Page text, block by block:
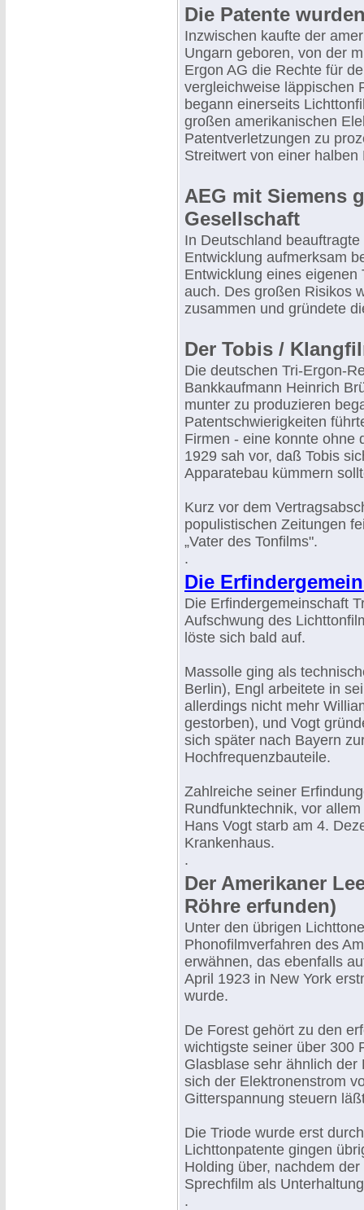
Die Patente
Inzwischen kaufte der
Ungarn geboren, von der
Ergon AG die Rechte für
vergleichweise läppischen
begann einerseits
großen amerikanischen
Patentverletzungen zu
Streitwert von einer halben
AEG mit Siemens
Gesellschaft
In Deutschland
Entwicklung aufmerksam
Entwicklung eines
auch. Des großen Risikos
zusammen und gründete
Der Tobis /
Die deutschen Tri-Ergon-
Bankkaufmann Heinrich
munter zu produzieren
Patentschwierigkeiten
Firmen - eine konnte ohne
1929 sah vor, daß Tobis
Apparatebau kümmern
Kurz vor dem
populistischen Zeitungen
„Vater des Tonfilms".
.
Die
Die Erfindergemeinschaft
Aufschwung des
löste sich bald auf.
Massolle ging als
Berlin), Engl arbeitete in
allerdings nicht mehr
gestorben), und Vogt
sich später nach Bayern
Hochfrequenzbauteile.
Zahlreiche seiner
Rundfunktechnik, vor
Hans Vogt starb am 4.
Krankenhaus.
.
Der Amerikaner
Röhre erfunden)
Unter den übrigen
Phonofilmverfahren des
erwähnen, das ebenfalls
April 1923 in New York
wurde.
De Forest gehört zu den
wichtigste seiner über 300
Glasblase sehr ähnlich
sich der Elektronenstrom
Gitterspannung steuern
Die Triode wurde erst
Lichttonpatente gingen
Holding über, nachdem
Sprechfilm als
.